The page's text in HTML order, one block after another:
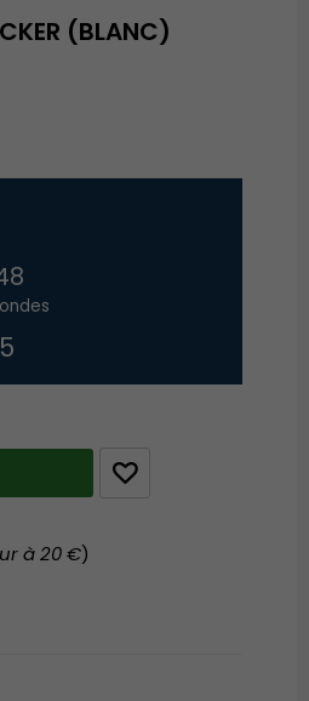
(BLANC)
à 20 €)